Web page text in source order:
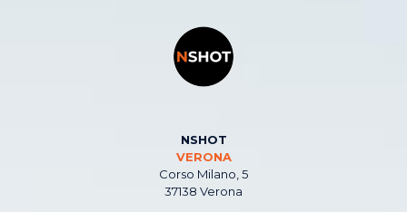
NSHOT
VERONA
Corso Milano, 5
37138 Verona